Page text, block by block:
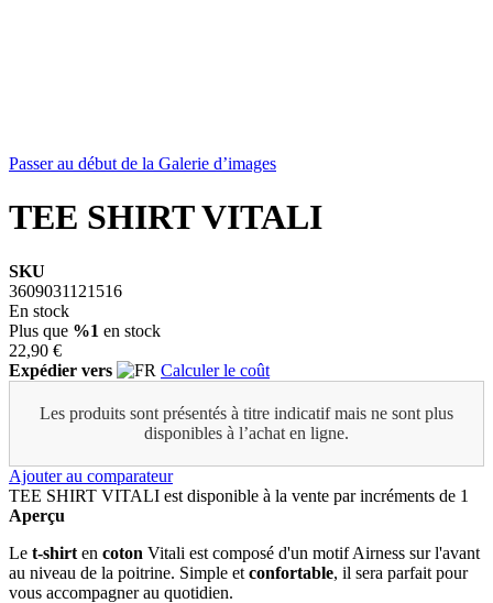
Passer au début de la Galerie d’images
TEE SHIRT VITALI
SKU
3609031121516
En stock
Plus que %1 en stock
22,90 €
Expédier vers
Calculer le coût
Les produits sont présentés à titre indicatif mais ne sont plus
disponibles à l’achat en ligne.
Ajouter au comparateur
TEE SHIRT VITALI est disponible à la vente par incréments de 1
Aperçu
Le t-shirt en coton Vitali est composé d'un motif Airness sur l'avant
au niveau de la poitrine. Simple et confortable, il sera parfait pour
vous accompagner au quotidien.